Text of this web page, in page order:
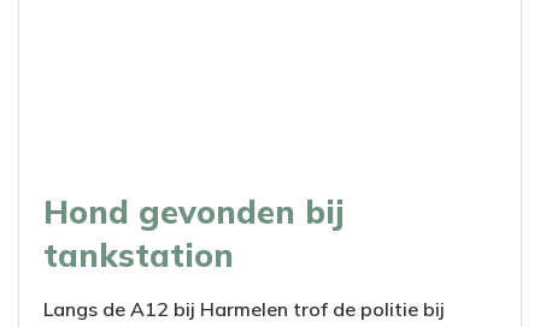
Hond gevonden bij
tankstation
Langs de A12 bij Harmelen trof de politie bij